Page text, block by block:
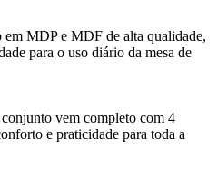
em MDP e MDF de alta qualidade,
para o uso diário da mesa de
vem completo com 4
e praticidade para toda a